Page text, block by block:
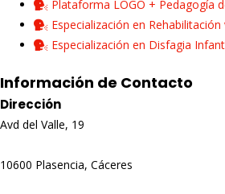
Plataforma LOGO + Pedagogía
Especialización en
Especialización en Disfagia
Información de Contacto
Dirección
Avd del Valle, 19
10600 Plasencia, Cáceres